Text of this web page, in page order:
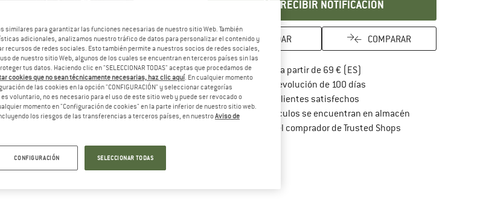
RECIBIR NOTIFICACIÓN
GUARDAR COMPARAR
Porte pagado a partir de 69 € (ES)
Derecho de devolución de 100 díasvaya a la política de
> 4 000 000 clientes satisfechos
Todos los artículos se encuentran en almacén
Protección del comprador de Trusted Shops¡toda la información
similares para garantizar las funciones necesarias de nuestro sitio Web. También
adicionales, analizamos nuestro tráfico de datos para personalizar el contenido y
recursos de redes sociales. Esto también permite a nuestros socios de redes sociales,
de nuestro sitio Web, algunos de los cuales se encuentran en terceros países sin las
tus datos. Haciendo clic en "SELECCIONAR TODAS" aceptas que procedamos de
cookies que no sean técnicamente necesarias, haz clic aquí. En cualquier momento
de las cookies en la opción "CONFIGURACIÓN" y seleccionar categorías
voluntario, no es necesario para el uso de este sitio web y puede ser revocado o
momento en "Configuración de cookies" en la parte inferior de nuestro sitio web.
los riesgos de las transferencias a terceros países, en nuestroAviso de
CONFIGURACIÓN SELECCIONAR TODAS